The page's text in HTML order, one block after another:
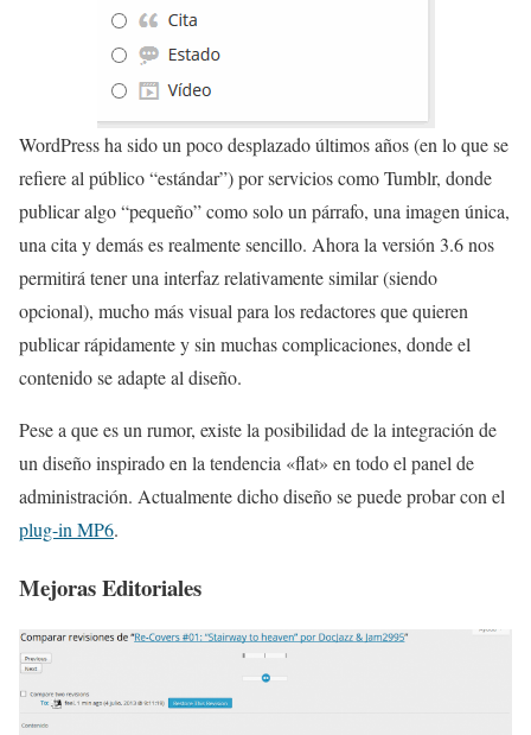
WordPress ha sido un poco desplazado últimos años (en lo que se
refiere al público “estándar”) por servicios como Tumblr, donde
publicar algo “pequeño” como solo un párrafo, una imagen única,
una cita y demás es realmente sencillo. Ahora la versión 3.6 nos
permitirá tener una interfaz relativamente similar (siendo
opcional), mucho más visual para los redactores que quieren
publicar rápidamente y sin muchas complicaciones, donde el
contenido se adapte al diseño.
Pese a que es un rumor, existe la posibilidad de la integración de
un diseño inspirado en la tendencia «flat» en todo el panel de
administración. Actualmente dicho diseño se puede probar con el
plug-in MP6.
Mejoras Editoriales